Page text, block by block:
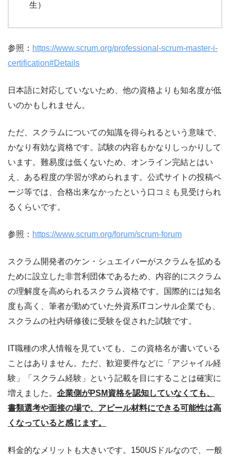
生）
参照： https://www.scrum.org/professional-scrum-master-i-
certification#Details
日本語に対応していないため、他の資格よりも知名度が低
いのかもしれません。
ただ、スクラムについての知識を得られるという意味で、
かなり有効な資格です。試験の内容もかなりしっかりして
います。難易度は低くないため、オンライン完結とはい
え、ある程度の学習が求められます。公式サイトの投稿ペ
ージ等では、合格出来なかったという口コミも見受けられ
るくらいです。
参照： https://www.scrum.org/forum/scrum-forum
スクラム開発者のケン・シュエイバーがスクラムを拡める
ために設立した非営利団体であるため、内容的にスクラム
の理解度を高められるスクラム資格です。国際的には知名
度も高く、筆者が勤めていた外資系ITコンサル企業でも、
スクラムの社内研修後に受験を促された試験です。
IT職種の求人情報を見ていても、この資格名が書いている
ことはありません。ただ、歓迎要件などに「アジャイル経
験」「スクラム経験」という記載を目にすることは確実に
増えました。 企業側がPSM資格を認知していなくても、
書類選考や面接の場で、アピール材料にできる可能性は高
くなっていると感じます。
料金的なメリットも大きいです。150USドルなので、一般